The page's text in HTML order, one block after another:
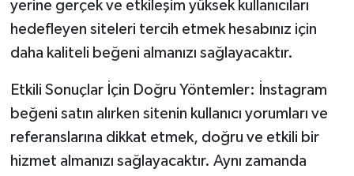
yerine gerçek ve etkileşim yüksek kullanıcıları
hedefleyen siteleri tercih etmek hesabınız için
daha kaliteli beğeni almanızı sağlayacaktır.
Etkili Sonuçlar İçin Doğru Yöntemler: İnstagram
beğeni satın alırken sitenin kullanıcı yorumları ve
referanslarına dikkat etmek, doğru ve etkili bir
hizmet almanızı sağlayacaktır. Aynı zamanda